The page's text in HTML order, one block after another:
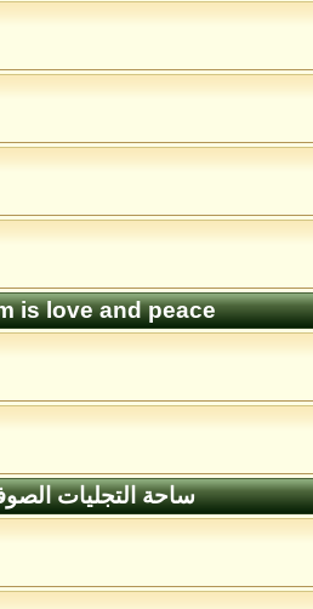
is love and peace
ساحة التجليات